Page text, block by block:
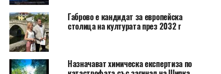
Габрово е кандидат за европейска
столица на културата през 2032 г
Назначават химическа експертиза по